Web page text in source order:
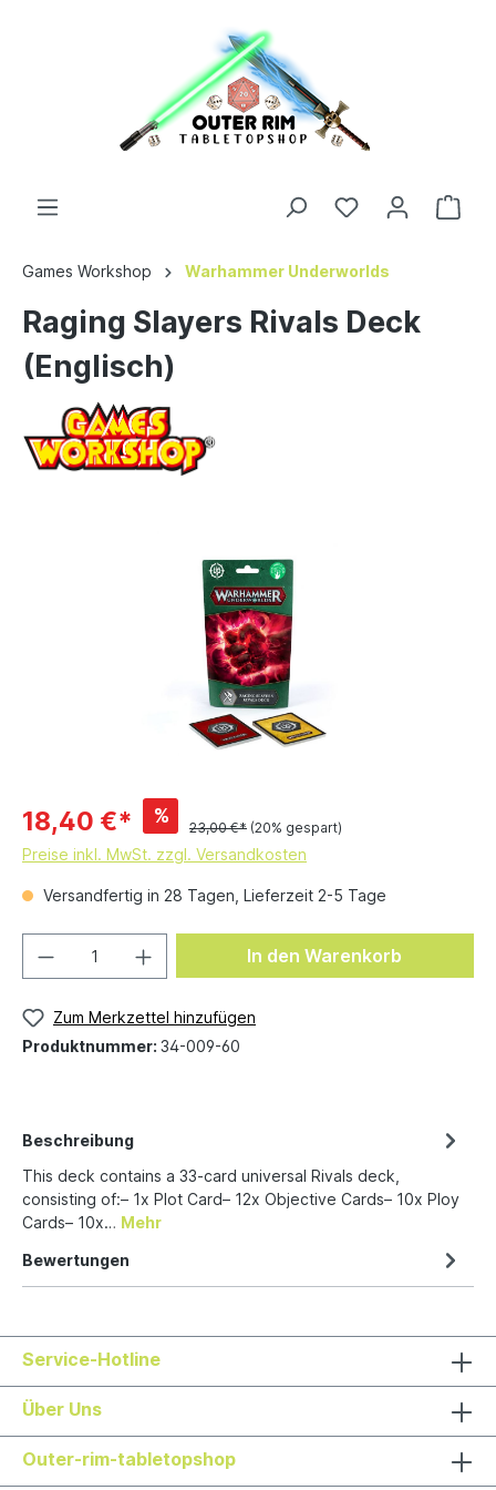
Games Workshop Warhammer Underworlds
Raging Slayers Rivals Deck
(Englisch)
18,40 €* %
23,00 €* (20% gespart)
Preise inkl. MwSt. zzgl. Versandkosten
Versandfertig in 28 Tagen, Lieferzeit 2-5 Tage
In den Warenkorb
Zum Merkzettel hinzufügen
Produktnummer: 34-009-60
Beschreibung
This deck contains a 33-card universal Rivals deck,
consisting of:– 1x Plot Card– 12x Objective Cards– 10x Ploy
Cards– 10x… Mehr
Bewertungen
Service-Hotline
Über Uns
Outer-rim-tabletopshop